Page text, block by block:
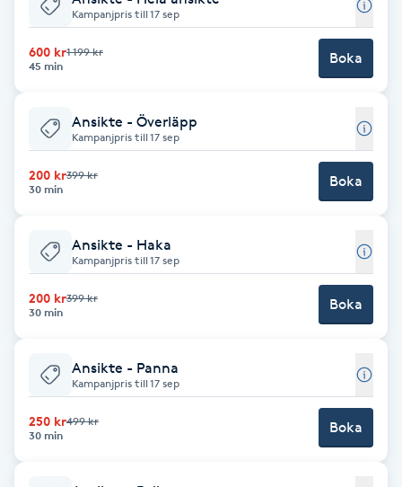
Makeup
Manikyr & Pedikyr
Massage
Medial vägledning
Medicinsk massage
Meditation
Medium
Megavolymfransar
Melasma
Kampanjpris till 17 sep
600 kr1 199 kr
45 min
Boka
Ansikte - Överläpp
Kampanjpris till 17 sep
200 kr399 kr
30 min
Boka
Ansikte - Haka
Kampanjpris till 17 sep
200 kr399 kr
30 min
Boka
Ansikte - Panna
Kampanjpris till 17 sep
250 kr499 kr
30 min
Boka